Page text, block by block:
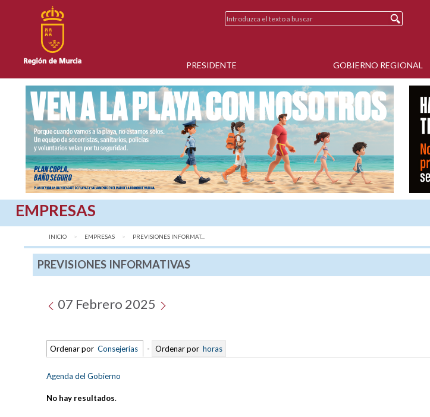
PRESIDENTE GOBIERNO REGIONAL
EMPRESAS
INICIO EMPRESAS AQUÍ:
PREVISIONES INFORMAT...
PREVISIONES INFORMATIVAS
07 Febrero 2025
Ordenar por Consejerías - Ordenar por horas
Agenda del Gobierno
No hay resultados.